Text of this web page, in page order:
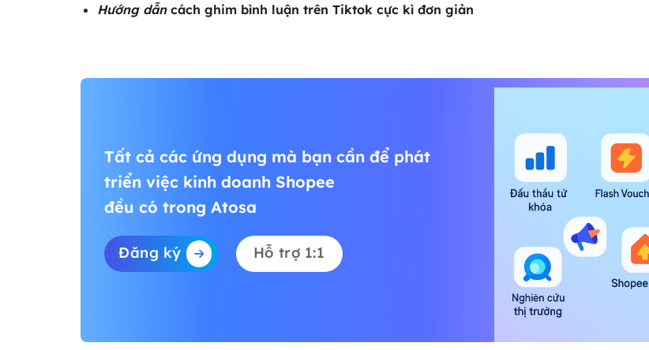
Hướng dẫn cách ghim bình luận trên Tiktokcực kì đơn giản
Tất cả các ứng dụng mà bạn cần để phát
triển việc kinh doanh Shopee
đều có trong Atosa
Đăng ký Hỗ trợ 1:1